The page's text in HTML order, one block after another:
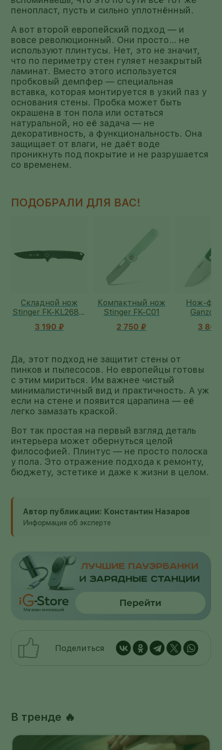
пенопласт, пусть и сильно уплотнённый.
А вот второй европейский подход — и
вовсе революционный. Они просто… не
используют плинтусы. Нет, это не значит,
что по периметру стен гуляет незакрытый
ламинат. Вместо этого используется
пробковый демпфер — специальная
вставка, которая монтируется в узкий паз у
основания стены. Пробка может быть
окрашена в тон пола или остаться
натуральной, но её задача — не
декоративность, а функциональность. Она
защищает от влаги, не даёт воде
проникнуть под покрытие и не разрушается
со временем.
ПОДОБРАЛИ ДЛЯ ВАС!
Компактный нож
Stinger FK-C01
2 750 ₽
Нож-флиппер
Ganzo G769
3 860 ₽
Stinger
3
Да, этот подход не защитит стены от
пинков и пылесосов. Но европейцы готовы
с этим мириться. Им важнее чистый
минималистичный вид и практичность. А уж
если на стене и появится царапина — её
легко замазать краской.
Вот так простая на первый взгляд деталь
интерьера может обернуться целой
философией. Плинтус — не просто полоска
у пола. Это отражение подхода к ремонту,
бюджету, эстетике и даже к жизни в целом.
Автор публикации: Константин Назаров
Информация об эксперте
Поделиться
В тренде 🔥